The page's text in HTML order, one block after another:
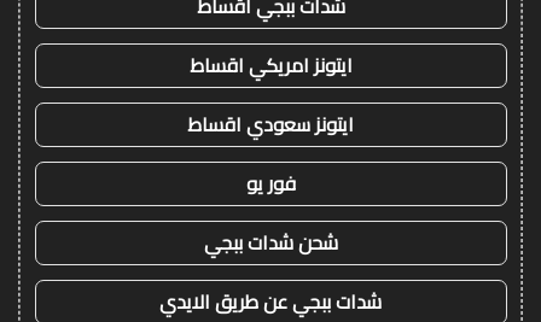
ايتونز امريكي اقساط
ايتونز سعودي اقساط
فور يو
شحن شدات ببجي
شدات ببجي عن طريق الايدي